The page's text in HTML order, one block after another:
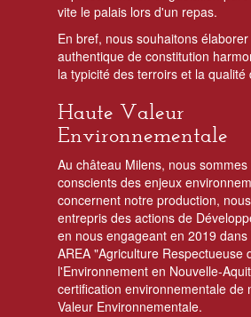
vite le palais lors d'un repas.
En bref, nous souhaitons
authentique de constitution
la typicité des terroirs et la qualité
Haute Valeur
Environnementale
Au château Milens, nous
conscients des enjeux
concernent notre production,
entrepris des actions de
en nous engageant en 2019
AREA "Agriculture Respectueuse
l'Environnement en Nouvelle-
certification environnementale de
Valeur Environnementale.